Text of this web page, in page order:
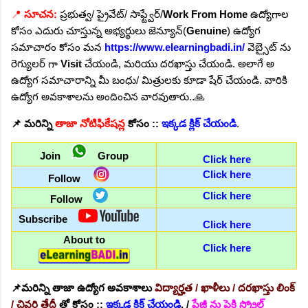
📍 సూచన: ప్రభుత్వ/ ప్రైవేట్/ సాఫ్ట్వేర్/Work From Home ఉద్యోగాల
కోసం ఎదురు చూస్తున్న అభ్యర్థులు జెన్యూన్(Genuine) ఉద్యోగ
సమాచారం కోసం మన https://www.elearningbadi.in/ వెబ్సైట్ ను
రెగ్యులర్ గా Visit చేయండి, మరియు దరఖాస్తు చేయండి. అలాగే అ
ఉద్యోగ సమాచారాన్ని మీ బంధు/ మిత్రులకు కూడా షేర్ చేయండి. వారికి
ఉద్యోగ అవకాశాలను అందించిన వారవుతారు..🙏
📌 మరిన్నితాజా నోటిఫికేషన్ల కోసం :: ఇక్కడ క్లిక్ చేయండి.
Join Group
Click here
Follow
Click here
Follow
Click here
Subscribe
Click here
About to
Click here
📌మరిన్ని తాజా ఉద్యోగ అవకాశాలువిద్యార్హత / ఖాళీలు / దరఖాస్తు లింక్
/ చివరి తేదీ తోకోసం :: ఇక్కడ క్లిక్ చేయండి. /పేజీ ను పైకి స్క్రోల్